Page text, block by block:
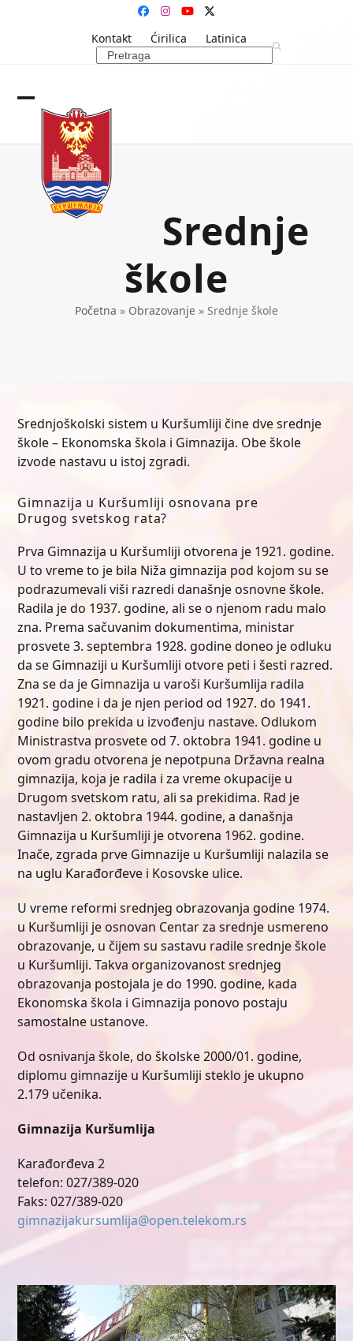
Facebook
Instagram
YouTubeTwitter
Kontakt
Ćirilica
Latinica
Search
Open
mobile
menu
Close
mobile
menu
Srednje
škole
Početna » Obrazovanje » Srednje škole
Srednjoškolski sistem u Kuršumliji čine dve srednje
škole – Ekonomska škola i Gimnazija. Obe škole
izvode nastavu u istoj zgradi.
Gimnazija u Kuršumliji osnovana pre
Drugog svetskog rata?
Prva Gimnazija u Kuršumliji otvorena je 1921. godine.
U to vreme to je bila Niža gimnazija pod kojom su se
podrazumevali viši razredi današnje osnovne škole.
Radila je do 1937. godine, ali se o njenom radu malo
zna. Prema sačuvanim dokumentima, ministar
prosvete 3. septembra 1928. godine doneo je odluku
da se Gimnaziji u Kuršumliji otvore peti i šesti razred.
Zna se da je Gimnazija u varoši Kuršumlija radila
1921. godine i da je njen period od 1927. do 1941.
godine bilo prekida u izvođenju nastave. Odlukom
Ministrastva prosvete od 7. oktobra 1941. godine u
ovom gradu otvorena je nepotpuna Državna realna
gimnazija, koja je radila i za vreme okupacije u
Drugom svetskom ratu, ali sa prekidima. Rad je
nastavljen 2. oktobra 1944. godine, a današnja
Gimnazija u Kuršumliji je otvorena 1962. godine.
Inače, zgrada prve Gimnazije u Kuršumliji nalazila se
na uglu Karađorđeve i Kosovske ulice.
U vreme reformi srednjeg obrazovanja godine 1974.
u Kuršumliji je osnovan Centar za srednje usmereno
obrazovanje, u čijem su sastavu radile srednje škole
u Kuršumliji. Takva organizovanost srednjeg
obrazovanja postojala je do 1990. godine, kada
Ekonomska škola i Gimnazija ponovo postaju
samostalne ustanove.
Od osnivanja škole, do školske 2000/01. godine,
diplomu gimnazije u Kuršumliji steklo je ukupno
2.179 učenika.
Gimnazija Kuršumlija
Karađorđeva 2
telefon: 027/389-020
Faks: 027/389-020
gimnazijakursumlija@open.telekom.rs